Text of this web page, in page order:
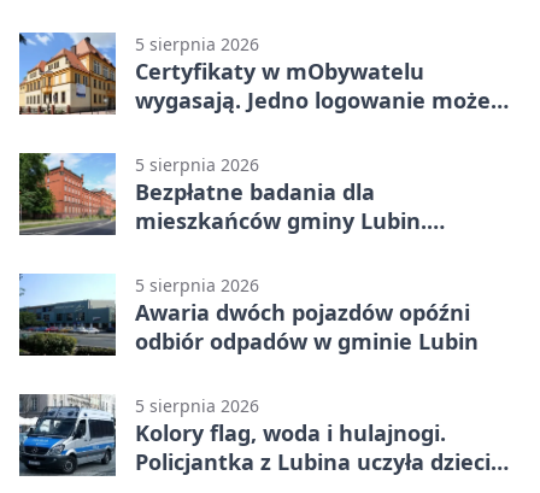
5 sierpnia 2026
Certyfikaty w mObywatelu
wygasają. Jedno logowanie może
5 sierpnia 2026
Bezpłatne badania dla
mieszkańców gminy Lubin.
5 sierpnia 2026
Awaria dwóch pojazdów opóźni
odbiór odpadów w gminie Lubin
5 sierpnia 2026
Kolory flag, woda i hulajnogi.
Policjantka z Lubina uczyła dzieci